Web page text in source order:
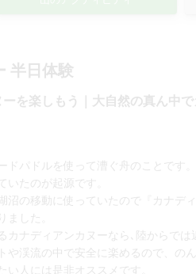
半日体験
を楽しもう｜大自然の真ん中で
ドパドルを使って漕ぐ舟のことです
いたのが起源です。
沼の移動に使っていたので『カナディ
ました。
カナディアンカヌーなら､陸からでは
や渓流の中で安全に楽めるので、のん
い人には是非オススメです。